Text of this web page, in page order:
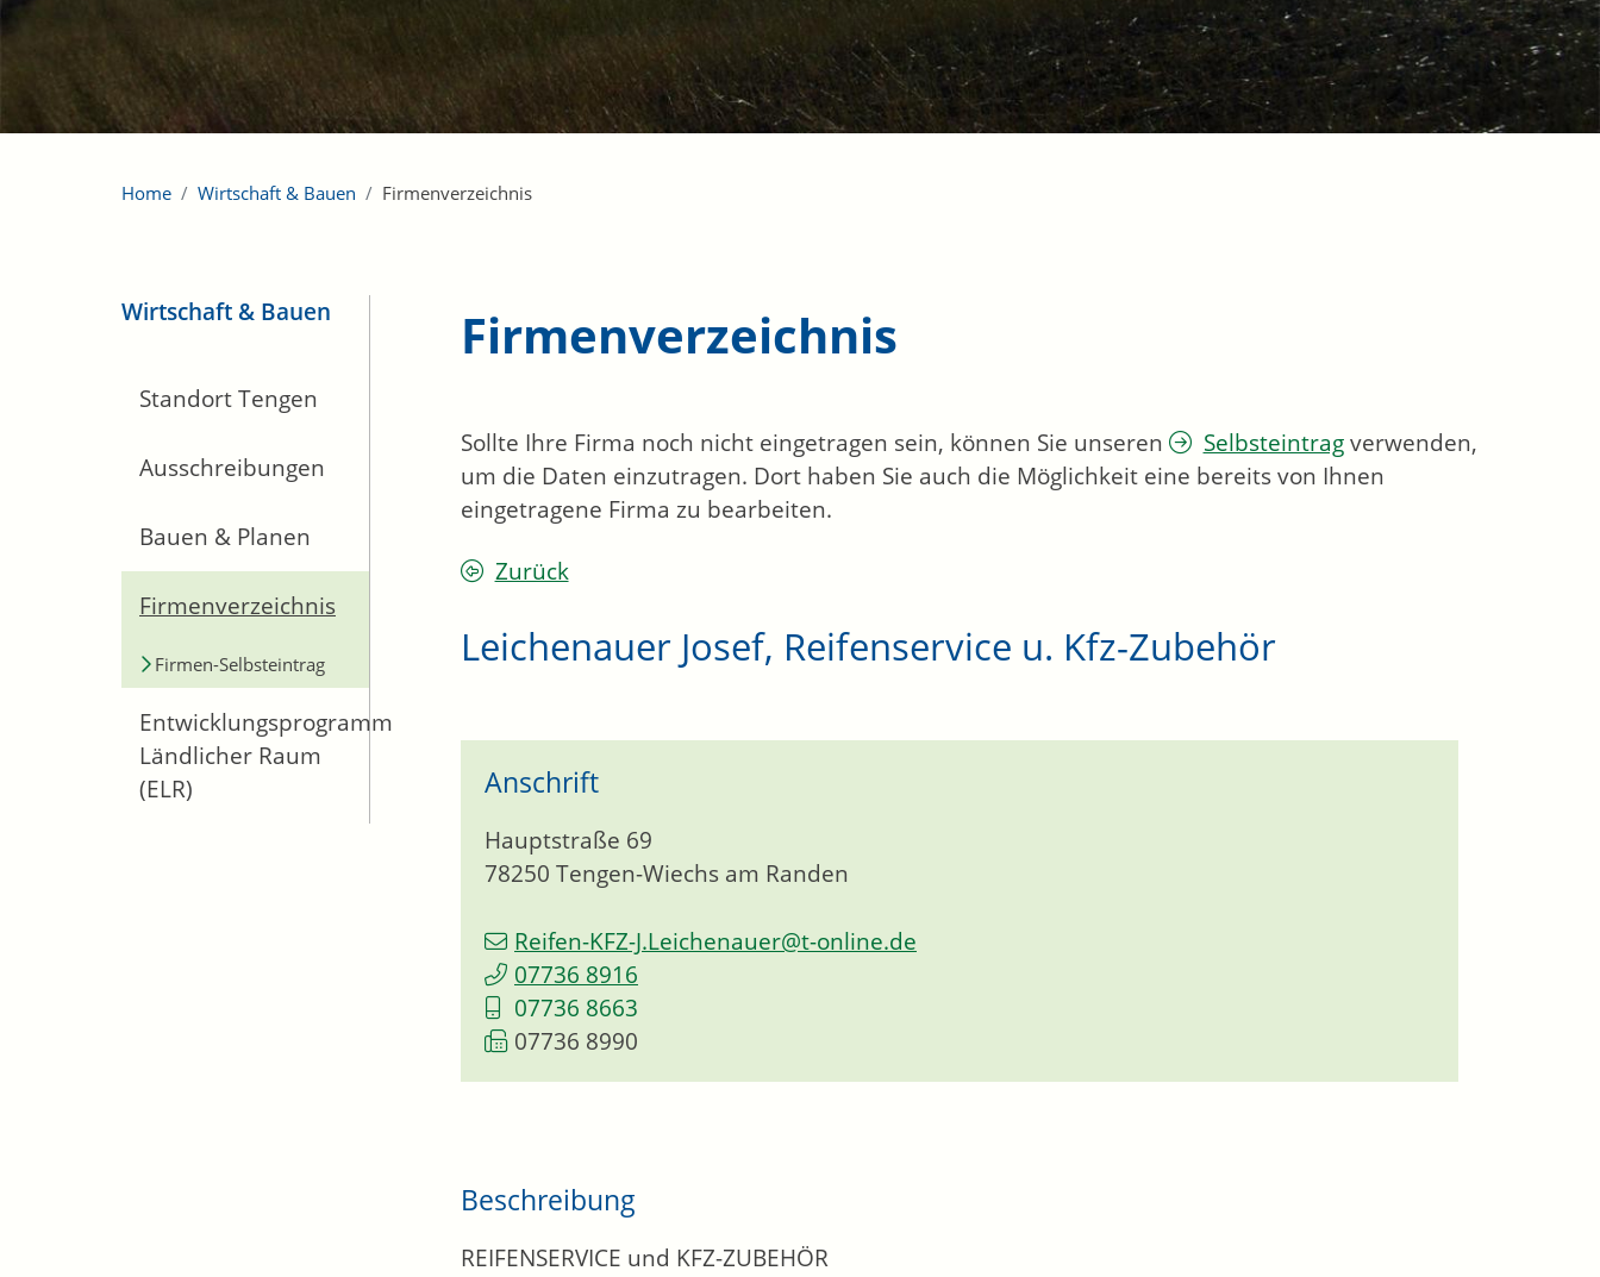
Home Wirtschaft & Bauen Firmenverzeichnis
Wirtschaft & Bauen
Standort Tengen
Ausschreibungen
Bauen & Planen
Firmenverzeichnis
Firmen-Selbsteintrag
Entwicklungsprogramm
Ländlicher Raum
(ELR)
Firmenverzeichnis
Sollte Ihre Firma noch nicht eingetragen sein, können Sie unseren Selbsteintragverwenden,
um die Daten einzutragen. Dort haben Sie auch die Möglichkeit eine bereits von Ihnen
eingetragene Firma zu bearbeiten.
Zurück
Leichenauer Josef, Reifenservice u. Kfz-Zubehör
Anschrift
Hauptstraße 69
78250 Tengen-Wiechs am Randen
Reifen-KFZ-J.Leichenauer@t-online.de
07736 8916
07736 8663
07736 8990
Beschreibung
REIFENSERVICE und KFZ-ZUBEHÖR